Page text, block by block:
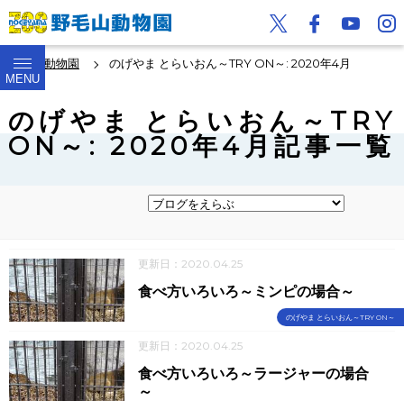
MENU
野毛山動物園 のげやま とらいおん～TRY ON～: 2020年4月
のげやま とらいおん～TRY
ON～: 2020年4月記事一覧
更新日：2020.04.25
のげやま とらいおん～TRY ON～
食べ方いろいろ～ミンピの場合～
更新日：2020.04.25
食べ方いろいろ～ラージャーの場合
～